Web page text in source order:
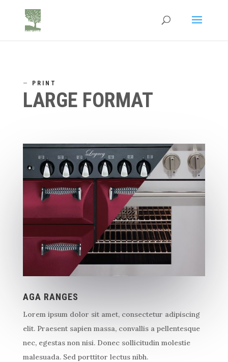
— PRINT
LARGE FORMAT
AGA RANGES
Lorem ipsum dolor sit amet, consectetur adipiscing
elit. Praesent sapien massa, convallis a pellentesque
nec, egestas non nisi. Donec sollicitudin molestie
malesuada. Sed porttitor lectus nibh.